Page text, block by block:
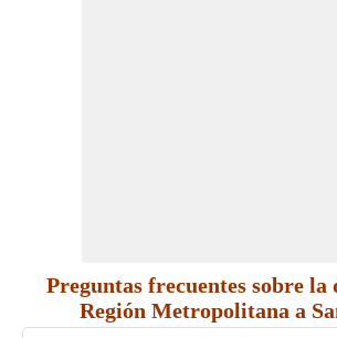
Preguntas frecuentes sobre la
Región Metropolitana a